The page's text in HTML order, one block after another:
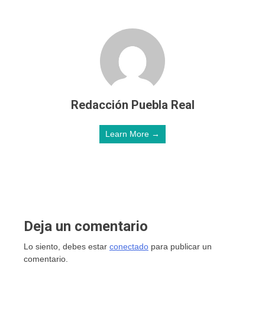
Redacción Puebla Real
Learn More →
Deja un comentario
Lo siento, debes estar conectado para publicar un
comentario.